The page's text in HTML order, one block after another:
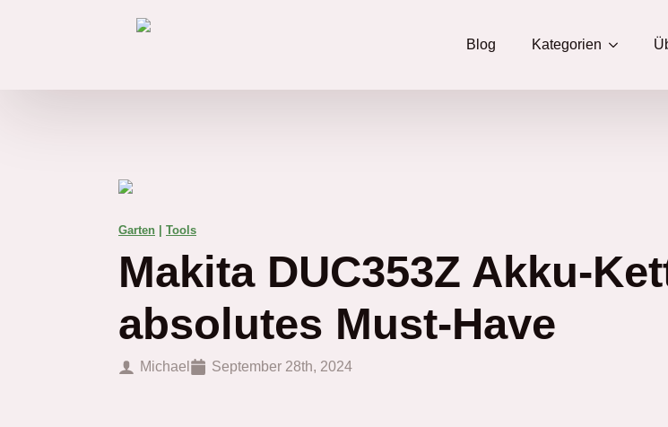
Blog Kategorien
Garten Tools
Makita DUC353Z Akku-
absolutes Must-Have
Michael September 28th, 2024